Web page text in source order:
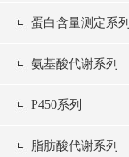
蛋白含量测定系列
氨基酸代谢系列
P450系列
脂肪酸代谢系列